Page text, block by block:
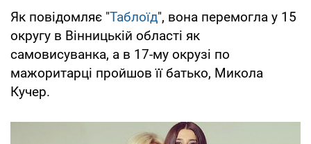
Як повідомляє "Таблоїд", вона перемогла у 15
округу в Вінницькій області як
самовисуванка, а в 17-му окрузі по
мажоритарці пройшов її батько, Микола
Кучер.